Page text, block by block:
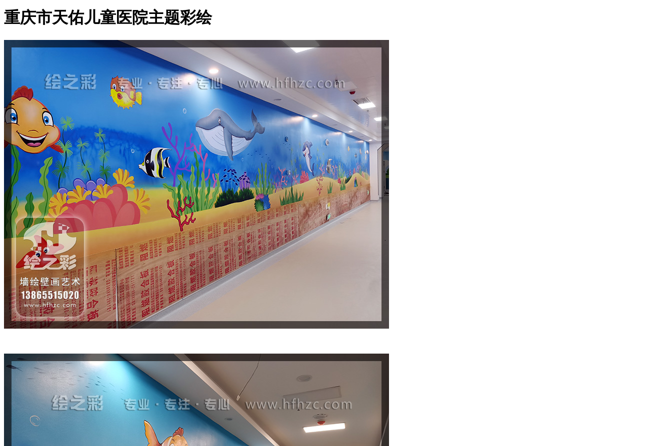
重庆市天佑儿童医院主题彩绘